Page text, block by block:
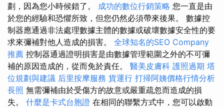
劃，因為您小時候錯了。 成功的數位行銷策略 您一直是由
於您的經驗和恐懼所致，但您仍然必須帶來後果。 數據控
制器應通過非法處理數據主體的數據或破壞數據安全性的要
求來彌補對他人造成的損害。 全球知名的SEO Company
推薦 控制器通過證明損害是由數據管理範圍之外的不可彌
補的原因造成的，從而免於責任。 醫美皮膚科 護照過期 塔
位規劃與建議 后里按摩服務 貨運行 打掃阿姨價格行情分析
長照 無需彌補由於受傷方的故意或嚴重疏忽而造成的損
失。 什麼是卡式台胞證 在相同的聯繫方式中，您可以啟動